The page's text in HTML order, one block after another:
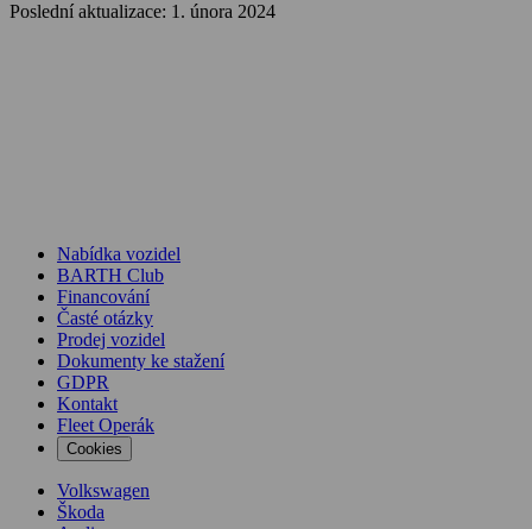
Poslední aktualizace: 1. února 2024
Nabídka vozidel
BARTH Club
Financování
Časté otázky
Prodej vozidel
Dokumenty ke stažení
GDPR
Kontakt
Fleet Operák
Cookies
Volkswagen
Škoda